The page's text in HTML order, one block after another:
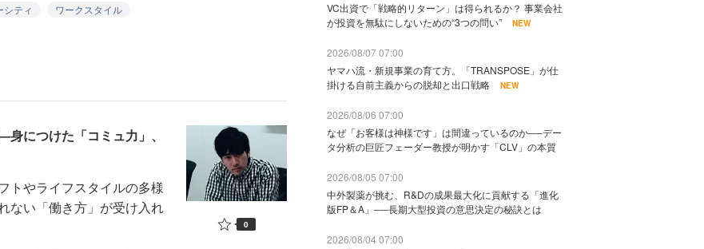
シティ
ワークスタイル
につけた「コミュ力」、
トやライフスタイルの多様
ない「働き方」が受け入れ
0
VC出資で「戦略的リターン」は得られるか？ 事業会社
が投資を無駄にしないための“3つの問い”
NEW
2026/08/07 07:00
ヤマハ流・新規事業の育て方。「TRANSPOSE」が仕
掛ける自前主義からの脱却と出口戦略
NEW
2026/08/06 07:00
なぜ「お客様は神様です」は間違っているのか──デー
タ分析の巨匠フェーダー教授が明かす「CLV」の本質
2026/08/05 07:00
中外製薬が挑む、R&Dの成果最大化に貢献する「進化
版FP＆A」──長期大型投資の意思決定の秘訣とは
2026/08/04 07:00